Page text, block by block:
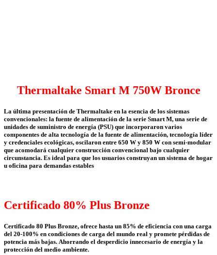
Thermaltake Smart M 750W Bronce
La última presentación de Thermaltake en la esencia de los sistemas
convencionales: la fuente de alimentación de la serie Smart M, una serie de
unidades de suministro de energía (PSU) que incorporaron varios
componentes de alta tecnología de la fuente de alimentación, tecnología líder
y credenciales ecológicas, oscilaron entre 650 W y 850 W con semi-modular
que acomodará cualquier construcción convencional bajo cualquier
circunstancia. Es ideal para que los usuarios construyan un sistema de hogar
u oficina para demandas estables
Certificado 80% Plus Bronze
Certificado 80 Plus Bronze, ofrece hasta un 85% de eficiencia con una carga
del 20-100% en condiciones de carga del mundo real y promete pérdidas de
potencia más bajas. Ahorrando el desperdicio innecesario de energía y la
protección del medio ambiente.